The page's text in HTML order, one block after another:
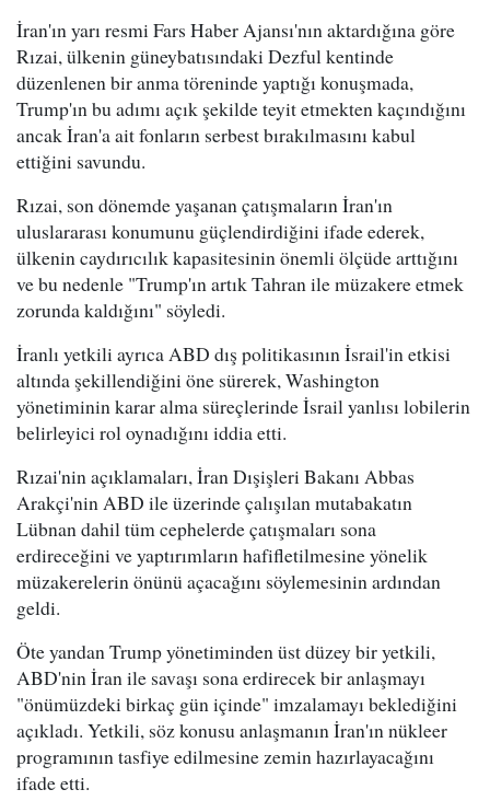
İran'ın yarı resmi Fars Haber Ajansı'nın aktardığına göre
Rızai, ülkenin güneybatısındaki Dezful kentinde
düzenlenen bir anma töreninde yaptığı konuşmada,
Trump'ın bu adımı açık şekilde teyit etmekten kaçındığını
ancak İran'a ait fonların serbest bırakılmasını kabul
ettiğini savundu.
Rızai, son dönemde yaşanan çatışmaların İran'ın
uluslararası konumunu güçlendirdiğini ifade ederek,
ülkenin caydırıcılık kapasitesinin önemli ölçüde arttığını
ve bu nedenle "Trump'ın artık Tahran ile müzakere etmek
zorunda kaldığını" söyledi.
İranlı yetkili ayrıca ABD dış politikasının İsrail'in etkisi
altında şekillendiğini öne sürerek, Washington
yönetiminin karar alma süreçlerinde İsrail yanlısı lobilerin
belirleyici rol oynadığını iddia etti.
Rızai'nin açıklamaları, İran Dışişleri Bakanı Abbas
Arakçi'nin ABD ile üzerinde çalışılan mutabakatın
Lübnan dahil tüm cephelerde çatışmaları sona
erdireceğini ve yaptırımların hafifletilmesine yönelik
müzakerelerin önünü açacağını söylemesinin ardından
geldi.
Öte yandan Trump yönetiminden üst düzey bir yetkili,
ABD'nin İran ile savaşı sona erdirecek bir anlaşmayı
"önümüzdeki birkaç gün içinde" imzalamayı beklediğini
açıkladı. Yetkili, söz konusu anlaşmanın İran'ın nükleer
programının tasfiye edilmesine zemin hazırlayacağını
ifade etti.